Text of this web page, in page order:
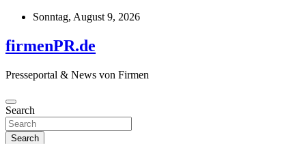
Skip
content
Sonntag, August 9, 2026
firmenPR.de
Presseportal & News von Firmen
Search
Search